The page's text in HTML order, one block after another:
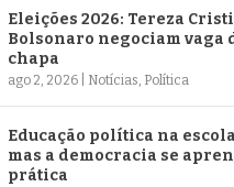
Eleições 2026: Tereza
Bolsonaro negociam vaga
chapa
ago 2, 2026 Notícias, Política
Educação política na
mas a democracia se
prática